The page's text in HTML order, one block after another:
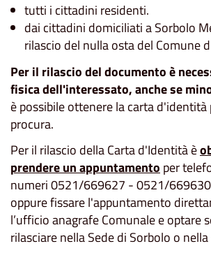
tutti i cittadini residenti.
dai cittadini domiciliati a Sorbolo
rilascio del nulla osta del Comune
Per il rilascio del documento è
fisica dell'interessato, anche se
è possibile ottenere la carta d'identità
procura.
Per il rilascio della Carta d'Identità è
prendere un appuntamento per
numeri 0521/669627 - 0521/
oppure fissare l'appuntamento
l’ufficio anagrafe Comunale e optare
rilasciare nella Sede di Sorbolo o